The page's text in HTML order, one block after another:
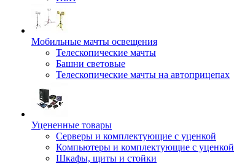
Мобильные мачты освещения
Телескопические мачты
Башни световые
Телескопические мачты на автоприцепах
Уцененные товары
Серверы и комплектующие с уценкой
Компьютеры и комплектующие с уценкой
Шкафы, щиты и стойки